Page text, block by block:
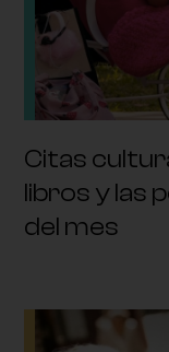
Citas
libros y las
del mes